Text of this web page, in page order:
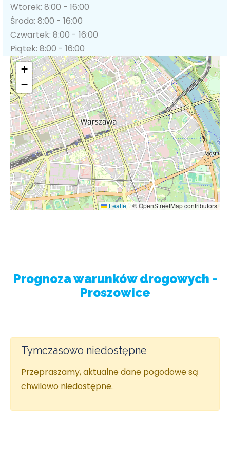
Wtorek: 8:00 - 16:00
Środa: 8:00 - 16:00
Czwartek: 8:00 - 16:00
Piątek: 8:00 - 16:00
+
−
Leaflet | © OpenStreetMap contributors
Prognoza warunków drogowych -
Proszowice
Tymczasowo niedostępne
Przepraszamy, aktualne dane pogodowe są
chwilowo niedostępne.